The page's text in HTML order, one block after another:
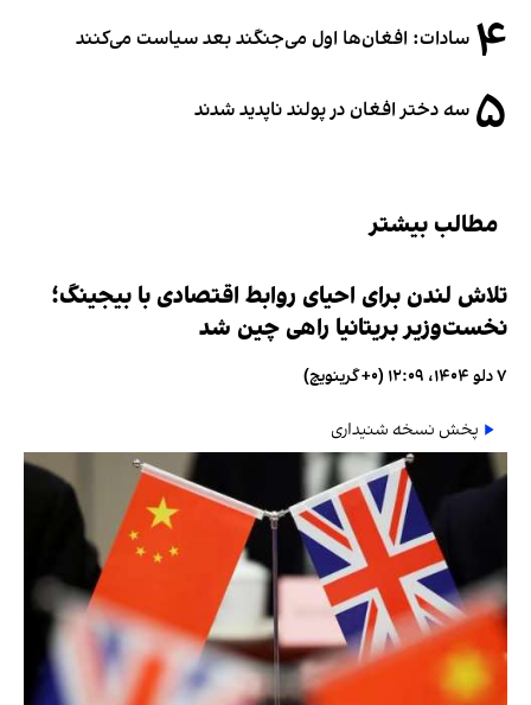
۴ سادات: افغان‌ها اول می‌جنگند بعد سیاست می‌کنند
۵ سه دختر افغان در پولند ناپدید شدند
مطالب بیشتر
تلاش لندن برای احیای روابط اقتصادی با بیجینگ؛
نخست‌وزیر بریتانیا راهی چین شد
۷ دلو ۱۴۰۴، ۱۲:۰۹ (‎+۰ گرینویچ)
پخش نسخه شنیداری